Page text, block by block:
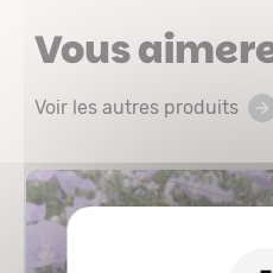
Vous
Voir les autres produits